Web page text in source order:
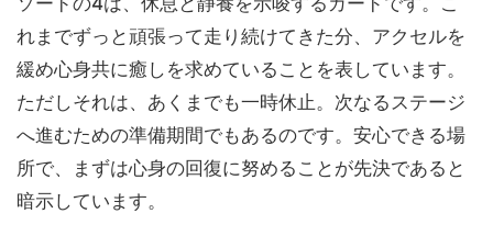
れまでずっと頑張って走り続けてきた分、アクセルを
緩め心身共に癒しを求めていることを表しています。
ただしそれは、あくまでも一時休止。次なるステージ
へ進むための準備期間でもあるのです。安心できる場
所で、まずは心身の回復に努めることが先決であると
暗示しています。